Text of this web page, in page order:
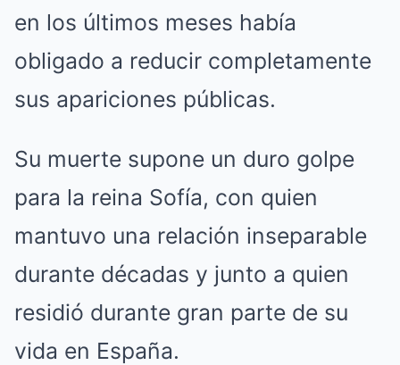
en los últimos meses había
obligado a reducir completamente
sus apariciones públicas.
Su muerte supone un duro golpe
para la reina Sofía, con quien
mantuvo una relación inseparable
durante décadas y junto a quien
residió durante gran parte de su
vida en España.